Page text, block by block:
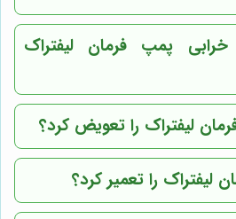
پمپ فرمان لیفتراک
لیفتراک را تعویض کرد؟
لیفتراک را تعمیر کرد؟